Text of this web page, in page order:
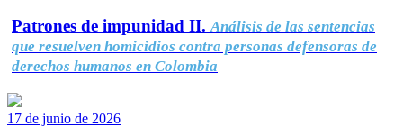
Patrones de impunidad II. Análisis de las sentencias
que resuelven homicidios contra personas defensoras de
derechos humanos en Colombia
17 de junio de 2026